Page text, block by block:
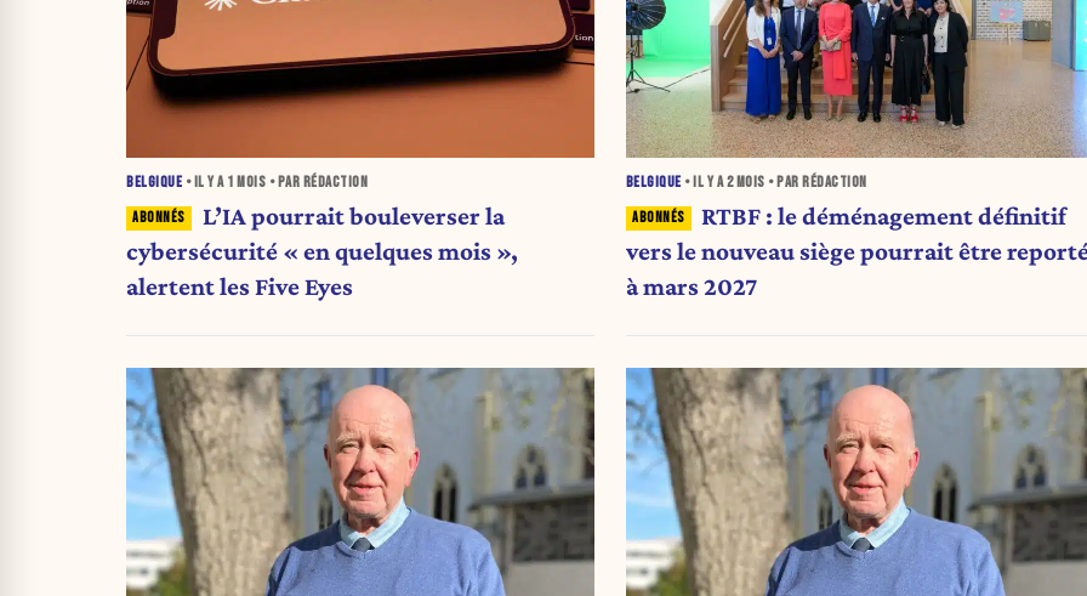
BELGIQUE • IL Y A 1 MOIS • PAR RÉDACTION
L’IA pourrait bouleverser la
cybersécurité « en quelques mois »,
alertent les Five Eyes
BELGIQUE • IL Y A2 MOIS • PAR RÉDACTION
RTBF : le déménagement définitif
vers le nouveau siège pourrait être
à mars 2027